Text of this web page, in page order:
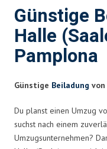
Günstige
Halle
Pamplona
Günstige Beiladung
Du planst einen Umzug
suchst nach einem
Umzugsunternehmen?